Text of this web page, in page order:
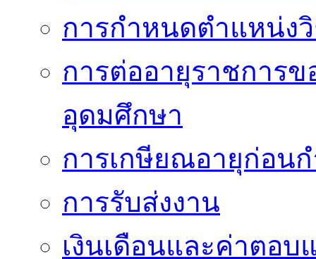
การกำหนดตำแหน่ง
การต่ออายุราชการ
อุดมศึกษา
การเกษียณอายุก่อน
การรับส่งงาน
เงินเดือนและค่าตอบ